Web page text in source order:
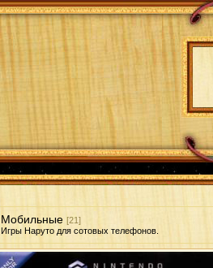
Мобильные [21]
Игры Наруто для сотовых телефонов.